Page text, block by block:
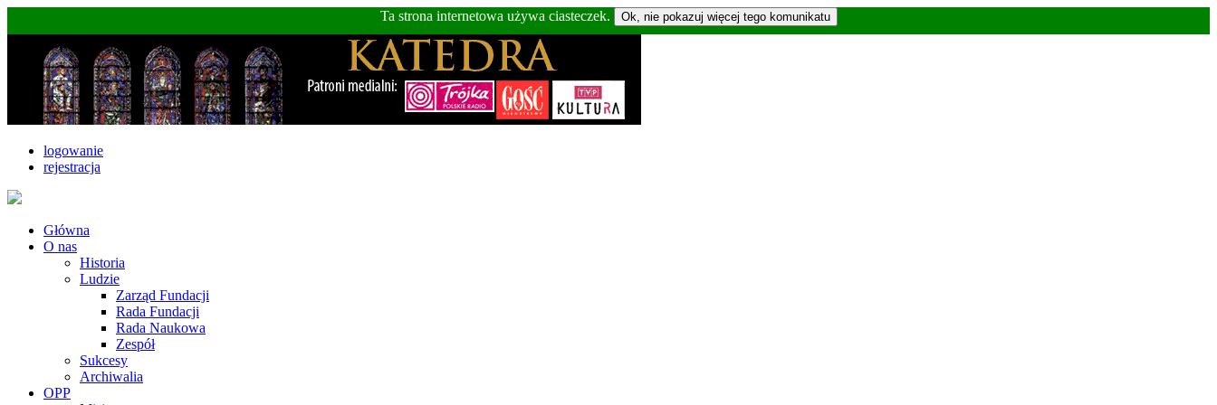
Ta strona internetowa używa ciasteczek.
logowanie
rejestracja
Główna
O nas
Historia
Ludzie
Zarząd Fundacji
Rada Fundacji
Rada Naukowa
Zespół
Sukcesy
Archiwalia
OPP